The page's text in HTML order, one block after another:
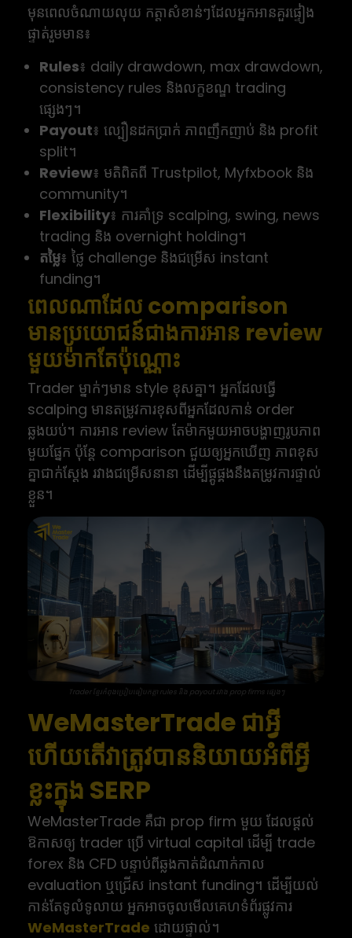
មុនពេលចំណាយលុយ កត្តាសំខាន់ៗដែលអ្នកអានគួរផ្ទៀង
ផ្ទាត់រួមមាន៖
Rules៖ daily drawdown, max drawdown,
consistency rules និងលក្ខខណ្ឌ trading
ផ្សេងៗ។
Payout៖ ល្បឿនដកប្រាក់ ភាពញឹកញាប់ និង profit
split។
Review៖ មតិពិតពី Trustpilot, Myfxbook និង
community។
Flexibility៖ ការគាំទ្រ scalping, swing, news
trading និង overnight holding។
តម្លៃ៖ ថ្លៃ challenge និងជម្រើស instant
funding។
ពេលណាដែល comparison
មានប្រយោជន៍ជាងការអាន review
មួយម៉ាកតែប៉ុណ្ណោះ
Trader ម្នាក់ៗមាន style ខុសគ្នា។ អ្នកដែលធ្វើ
scalping មានតម្រូវការខុសពីអ្នកដែលកាន់ order
ឆ្លងយប់។ ការអាន review តែម៉ាកមួយអាចបង្ហាញរូបភាព
មួយផ្នែក ប៉ុន្តែ comparison ជួយឲ្យអ្នកឃើញ ភាពខុស
គ្នាជាក់ស្តែង រវាងជម្រើសនានា ដើម្បីផ្គូផ្គងនឹងតម្រូវការផ្ទាល់
ខ្លួន។
Trader ខ្មែរកំពុងប្រៀបធៀបកត្តា rules និង payout រវាង prop firms ផ្សេងៗ
WeMasterTrade ជាអ្វី
ហើយតើវាត្រូវបាននិយាយអំពីអ្វី
ខ្លះក្នុង SERP
WeMasterTrade គឺជា prop firm មួយ ដែលផ្តល់
ឱកាសឲ្យ trader ប្រើ virtual capital ដើម្បី trade
forex និង CFD បន្ទាប់ពីឆ្លងកាត់ដំណាក់កាល
evaluation ឬជ្រើស instant funding។ ដើម្បីយល់
កាន់តែទូលំទូលាយ អ្នកអាចចូលមើលគេហទំព័រផ្លូវការ
WeMasterTrade ដោយផ្ទាល់។